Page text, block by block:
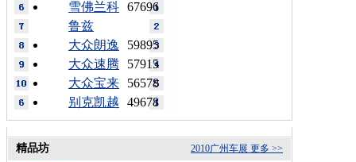
67696
雪佛兰科
鲁兹
59895
大众朗逸
57915
大众速腾
56578
大众宝来
49678
别克凯越
更多 >>
2010广州车展
精品坊